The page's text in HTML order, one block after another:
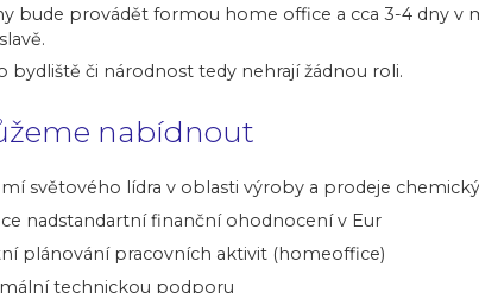
bude provádět formou home office a cca 3-4 dny v
bydliště či národnost tedy nehrají žádnou roli.
nabídnout
světového lídra v oblasti výroby a prodeje
nadstandartní finanční ohodnocení v Eur
plánování pracovních aktivit (homeoffice)
technickou podporu